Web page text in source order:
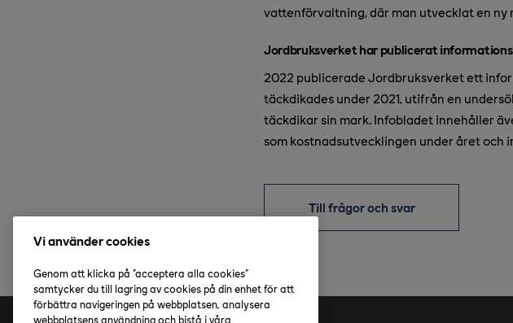
vattenförvaltning, där man utvecklat en ny
Jordbruksverket har publicerat
2022 publicerade Jordbruksverket ett
täckdikades under 2021, utifrån en
täckdikar sin mark. Infobladet innehåller
som kostnadsutvecklingen under året
Till frågor och svar
Vi använder cookies
Genom att klicka på "acceptera alla cookies"
samtycker du till lagring av cookies på din enhet för att
förbättra navigeringen på webbplatsen, analysera
webbplatsens användning och bistå i våra